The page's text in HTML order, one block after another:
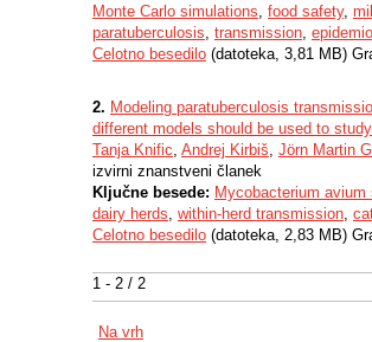
1 - 2 / 2
Monte Carlo simulations, food safety,
paratuberculosis, transmission,
Celotno besedilo (datoteka, 3,81 MB)
2. Modeling paratuberculosis
different models should be used to
Tanja Knific, Andrej Kirbiš, Jörn Martin
izvirni znanstveni članek
Ključne besede: Mycobacterium
dairy herds, within-herd transmission,
Celotno besedilo (datoteka, 2,83 MB)
Na vrh